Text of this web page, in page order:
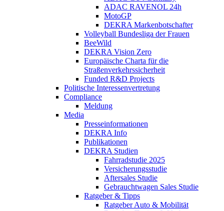
ADAC RAVENOL 24h
MotoGP
DEKRA Markenbotschafter
Volleyball Bundesliga der Frauen
BeeWild
DEKRA Vision Zero
Europäische Charta für die
Straßenverkehrssicherheit
Funded R&D Projects
Politische Interessenvertretung
Compliance
Meldung
Media
Presseinformationen
DEKRA Info
Publikationen
DEKRA Studien
Fahrradstudie 2025
Versicherungsstudie
Aftersales Studie
Gebrauchtwagen Sales Studie
Ratgeber & Tipps
Ratgeber Auto & Mobilität